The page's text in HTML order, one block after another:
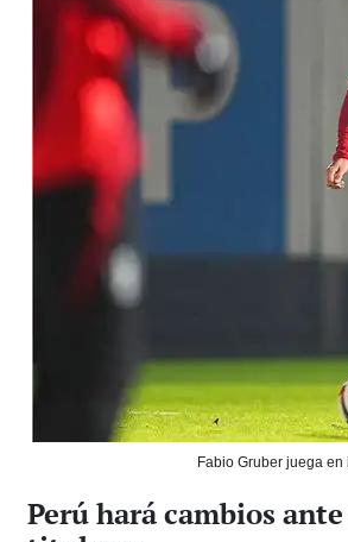
Fabio Gruber juega
Perú hará cambios